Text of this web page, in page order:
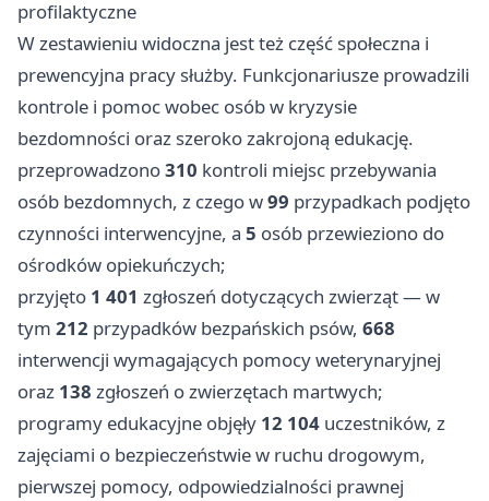
profilaktyczne
W zestawieniu widoczna jest też część społeczna i
prewencyjna pracy służby. Funkcjonariusze prowadzili
kontrole i pomoc wobec osób w kryzysie
bezdomności oraz szeroko zakrojoną edukację.
przeprowadzono310 kontroli miejsc przebywania
osób bezdomnych, z czego w99 przypadkach podjęto
czynności interwencyjne, a 5 osób przewieziono do
ośrodków opiekuńczych;
przyjęto 1 401 zgłoszeń dotyczących zwierząt — w
tym 212 przypadków bezpańskich psów, 668
interwencji wymagających pomocy weterynaryjnej
oraz 138 zgłoszeń o zwierzętach martwych;
programy edukacyjne objęły 12 104 uczestników, z
zajęciami o bezpieczeństwie w ruchu drogowym,
pierwszej pomocy, odpowiedzialności prawnej